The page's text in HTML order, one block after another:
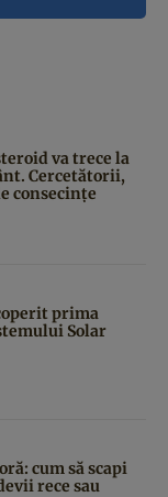
va trece la
Cercetătorii,
consecințe
prima
Solar
cum să scapi
rece sau